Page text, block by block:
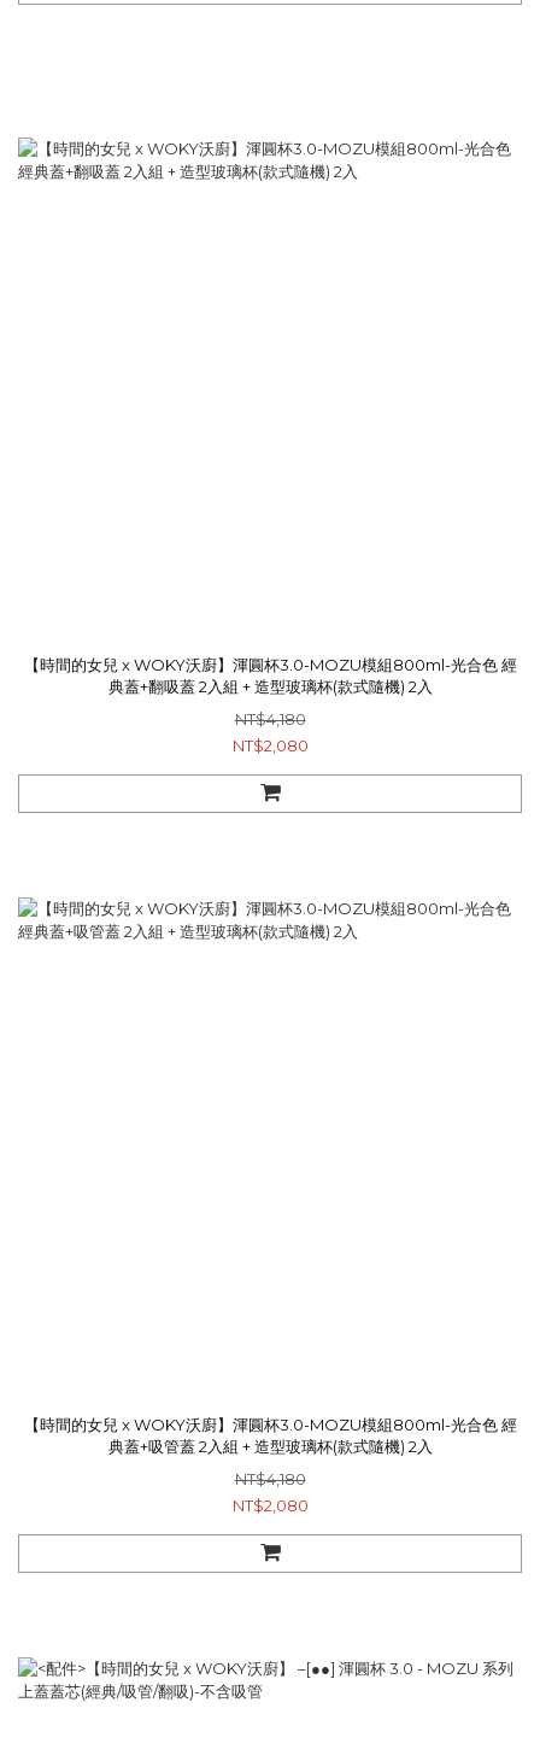
【時間的女兒 x WOKY沃廚】渾圓杯3.0-MOZU模組800ml-光合色 經
典蓋+翻吸蓋 2入組 + 造型玻璃杯(款式隨機) 2入
NT$4,180
NT$2,080
【時間的女兒 x WOKY沃廚】渾圓杯3.0-MOZU模組800ml-光合色 經
典蓋+吸管蓋 2入組 + 造型玻璃杯(款式隨機) 2入
NT$4,180
NT$2,080